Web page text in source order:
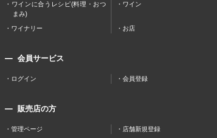
ワインに合うレシピ(料理・おつ
まみ)
ワイン
ワイナリー お店
会員サービス
ログイン 会員登録
販売店の方
管理ページ 店舗新規登録